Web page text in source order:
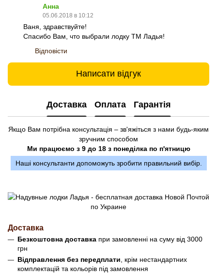
Анна
05.06.2018 в 10:12
Ваня, здравствуйте!
Спасибо Вам, что выбрали лодку ТМ Ладья!
Відповісти
Написати відгук
Доставка Оплата Гарантія
Якщо Вам потрібна консультація – зв'яжіться з нами будь-яким
зручним способом
Ми працюємо з 9 до 18 з понеділка по п'ятницю
Наші консультанти допоможуть зробити правильний вибір.
Доставка
Безкоштовна доставка при замовленні на суму від 3000
грн
Відправлення без передплати , крім нестандартних
комплектацій та кольорів під замовлення